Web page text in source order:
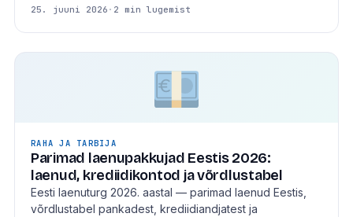
25. juuni 2026 · 2 min lugemist
RAHA JA TARBIJA
Parimad laenupakkujad Eestis 2026:
laenud, krediidikontod ja võrdlustabel
Eesti laenuturg 2026. aastal — parimad laenud Eestis,
võrdlustabel pankadest, krediidiandjatest ja